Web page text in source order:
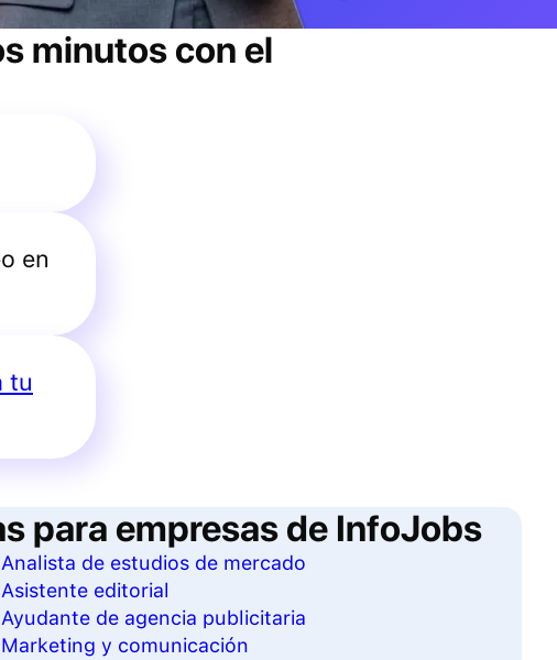
minutos con el
en
tu
para empresas de InfoJobs
de estudios de mercado
editorial
de agencia publicitaria
y comunicación